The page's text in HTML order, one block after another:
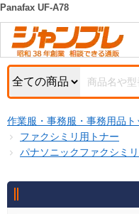
カテゴリー一覧
お知らせ
特集・キャンペ
初めての方へ
お問い合わせ
キーワード検索
検索条件
商品カテゴリから選ぶ
商品ステータスで絞る
Panafax UF-A78
作業服・事務服・事務用品ト
ファクシミリ用トナー
パナソニックファクシミ